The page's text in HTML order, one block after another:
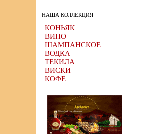
НАША КОЛЛЕКЦИЯ
КОНЬЯК
ВИНО
ШАМПАНСКОЕ
ВОДКА
ТЕКИЛА
ВИСКИ
КОФЕ